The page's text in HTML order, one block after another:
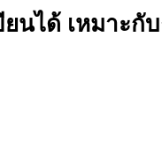
นได้ เหมาะ